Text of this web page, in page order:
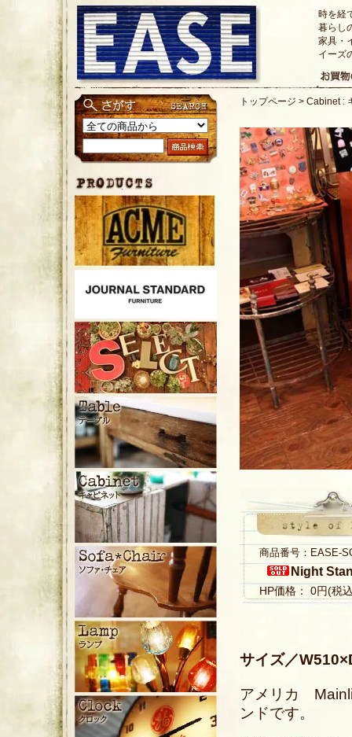
時を経
暮らし
家具・
イーズ
トップページ > Cabinet :
商品番号：EASE-
Night
HP価格： 0円(税
サイズ／
アメリカ
ンドです。